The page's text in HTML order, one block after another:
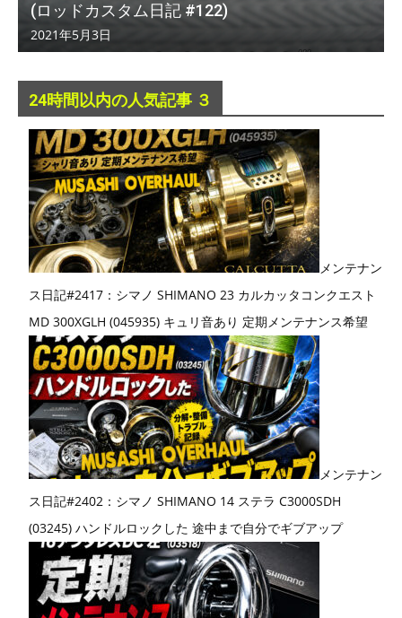
(ロッドカスタム日記 #122)
2021年5月3日
24時間以内の人気記事 ３
メンテナン
ス日記#2417：シマノ SHIMANO 23 カルカッタコンクエスト
MD 300XGLH (045935) キュリ音あり 定期メンテナンス希望
メンテナン
ス日記#2402：シマノ SHIMANO 14 ステラ C3000SDH
(03245) ハンドルロックした 途中まで自分でギブアップ